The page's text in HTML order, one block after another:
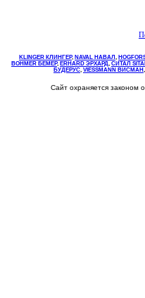
KLINGER КЛИНГЕР, NAVAL НАВАЛ ,
BOHMER БЕМЕР, ERHARD ЭРХАРД, СИТАЛ
БУДЕРУС, VIESSMANN ВИСМАН ,
Сайт охраняется законом